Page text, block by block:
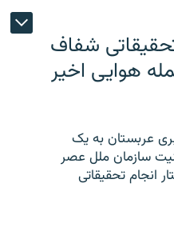
شفاف
هوایی اخیر
عربستان به یک
سازمان ملل عصر
انجام تحقیقاتی